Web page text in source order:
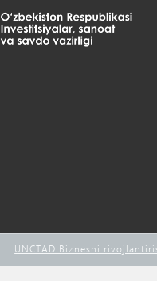
UNCTAD Biznesni